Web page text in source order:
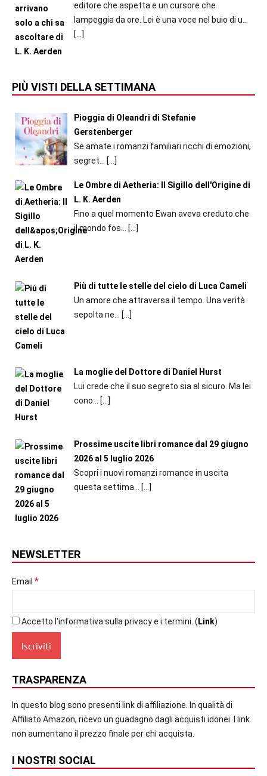
editore che aspetta e un cursore che
lampeggia da ore. Lei è una voce nel buio di u...
[…]
PIÙ VISTI DELLA SETTIMANA
Pioggia di Oleandri di Stefanie
Gerstenberger
Se amate i romanzi familiari ricchi di emozioni,
segret...
[…]
Le Ombre di Aetheria: Il Sigillo dell'Origine di
L. K. Aerden
Fino a quel momento Ewan aveva creduto che
il mondo fos...
[…]
Più di tutte le stelle del cielo di Luca Cameli
Un amore che attraversa il tempo. Una verità
sepolta ne...
[…]
La moglie del Dottore di Daniel Hurst
Lui crede che il suo segreto sia al sicuro. Ma lei
cono... […]
Prossime uscite libri romance dal 29 giugno
2026 al 5 luglio 2026
Scopri i nuovi romanzi romance in uscita
questa settima...
[…]
NEWSLETTER
Email *
Accetto l'informativa sulla privacy e i termini. ( Link)
TRASPARENZA
In questo blog sono presenti link di affiliazione. In qualità di
Affiliato Amazon, ricevo un guadagno dagli acquisti idonei. I link
non aumentano il prezzo finale per chi acquista.
I NOSTRI SOCIAL